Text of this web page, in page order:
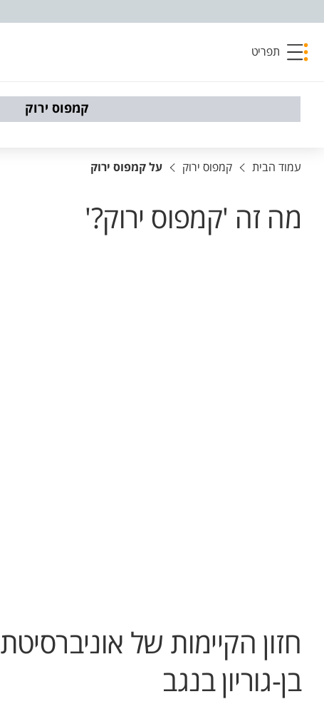
תפריט
קמפוס ירוק
עמוד הבית קמפוס ירוק על קמפוס ירוק
מה זה 'קמפוס ירוק?'
חזון הקיימות של אוניברסיטת
בן-גוריון בנגב